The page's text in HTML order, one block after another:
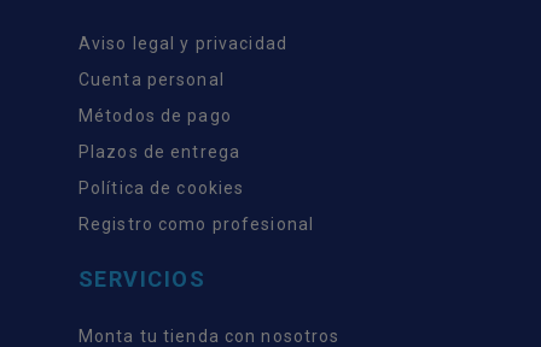
Aviso legal y privacidad
Cuenta personal
Métodos de pago
Plazos de entrega
Política de cookies
Registro como profesional
SERVICIOS
Monta tu tienda con nosotros